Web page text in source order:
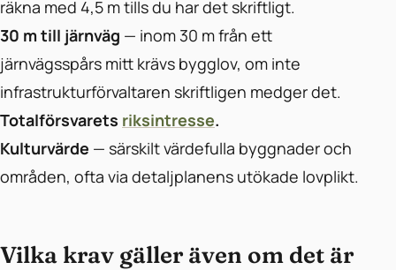
räkna med 4,5 m tills du har det skriftligt.
30 m till järnväg — inom 30 m från ett
järnvägsspårs mitt krävs bygglov, om inte
infrastrukturförvaltaren skriftligen medger det.
Totalförsvarets riksintresse.
Kulturvärde — särskilt värdefulla byggnader och
områden, ofta via detaljplanens utökade lovplikt.
Vilka krav gäller även om det är